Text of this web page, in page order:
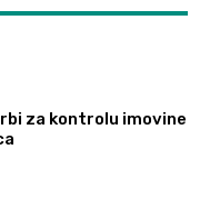
za kontrolu imovine